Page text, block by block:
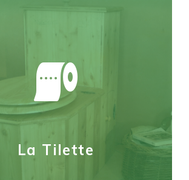
La Tilette
Mes dernières créations